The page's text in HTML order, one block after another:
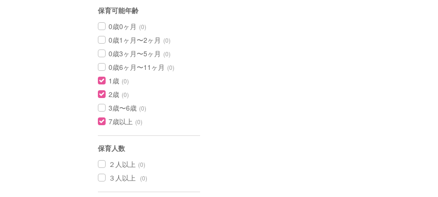
保育可能年齢
0歳0ヶ月 (0)
0歳1ヶ月〜2ヶ月 (0)
0歳3ヶ月〜5ヶ月 (0)
0歳6ヶ月〜11ヶ月 (0)
1歳 (0)
2歳 (0)
3歳〜6歳 (0)
7歳以上 (0)
保育人数
２人以上 (0)
３人以上 (0)